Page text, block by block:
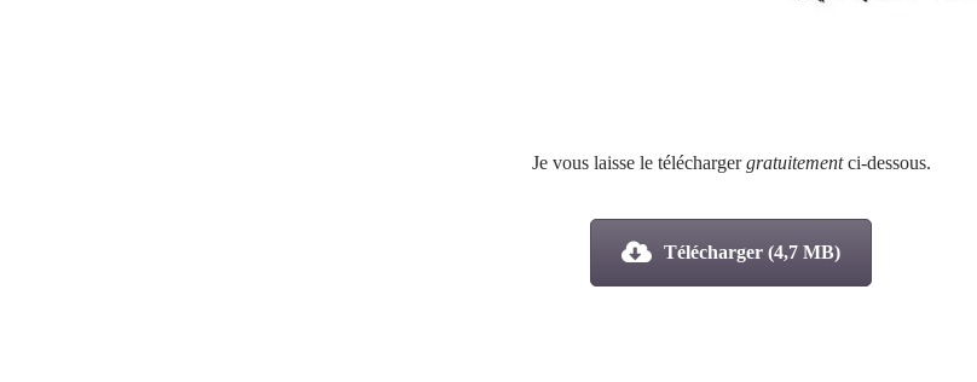
Je vous laisse le téléchargergratuitementci-dessous.
Télécharger (4,7 MB)